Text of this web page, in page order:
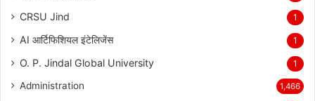
CRSU Jind 1
AI आर्टिफिशियल इंटेलिजेंस 1
O. P. Jindal Global University 1
Administration 1,466